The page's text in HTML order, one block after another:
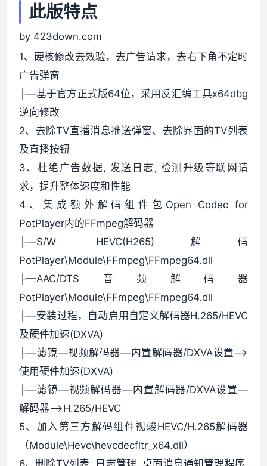
此版特点
by 423down.com
1、硬核修改去效验，去广告请求，去右下角不定时
广告弹窗
├—基于官方正式版64位，采用反汇编工具x64dbg
逆向修改
2、去除TV直播消息推送弹窗、去除界面的TV列表
及直播按钮
3、杜绝广告数据, 发送日志, 检测升级等联网请
求，提升整体速度和性能
4、集成额外解码组件包Open Codec for
PotPlayer内的FFmpeg解码器
├—S/W HEVC(H265)解码
PotPlayer\Module\FFmpeg\FFmpeg64.dll
├—AAC/DTS音频解码器
PotPlayer\Module\FFmpeg\FFmpeg64.dll
├—安装过程，自动启用自定义解码器H.265/HEVC
及硬件加速(DXVA)
├—滤镜—视频解码器—内置解码器/DXVA设置—>
使用硬件加速(DXVA)
├—滤镜—视频解码器—内置解码器/DXVA设置—
解码器—>H.265/HEVC
5、加入第三方解码组件视骏HEVC/H.265解码器
（Module\Hevc\hevcdecfltr_x64.dll）